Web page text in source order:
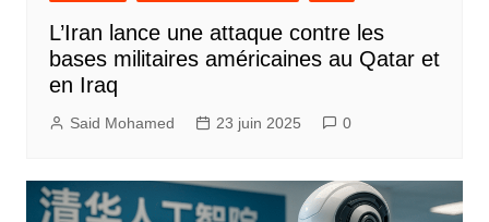
L’Iran lance une attaque contre les
bases militaires américaines au Qatar et
en Iraq
Said Mohamed 23 juin 2025 0